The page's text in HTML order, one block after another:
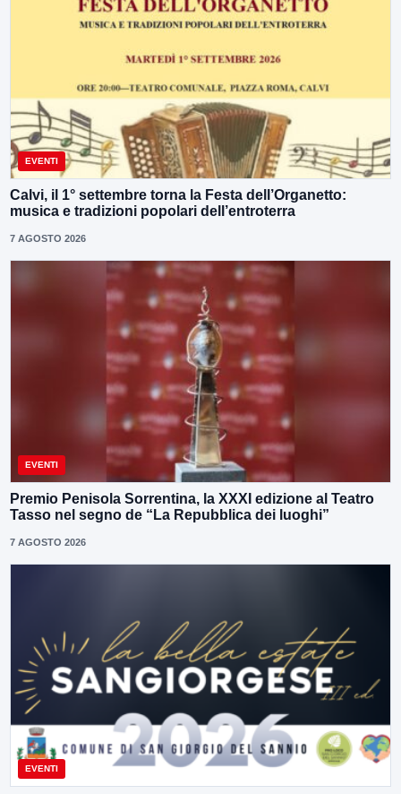
EVENTI
Calvi, il 1° settembre torna la Festa dell’Organetto:
musica e tradizioni popolari dell’entroterra
7 AGOSTO 2026
EVENTI
Premio Penisola Sorrentina, la XXXI edizione al Teatro
Tasso nel segno de “La Repubblica dei luoghi”
7 AGOSTO 2026
EVENTI